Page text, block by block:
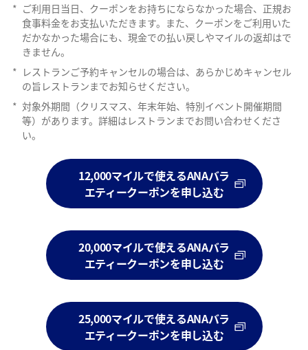
* ご利用日当日、クーポンをお持ちにならなかった場合、正規お
食事料金をお支払いただきます。また、クーポンをご利用いた
だかなかった場合にも、現金での払い戻しやマイルの返却はで
きません。
* レストランご予約キャンセルの場合は、あらかじめキャンセル
の旨レストランまでお知らせください。
* 対象外期間（クリスマス、年末年始、特別イベント開催期間
等）があります。詳細はレストランまでお問い合わせくださ
い。
12,000マイルで使えるANAバラ
エティークーポンを申し込む
20,000マイルで使えるANAバラ
エティークーポンを申し込む
25,000マイルで使えるANAバラ
エティークーポンを申し込む